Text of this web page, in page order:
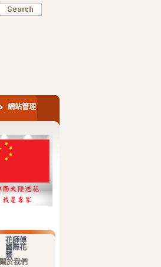
網站管理
花師傅
國際花
藝
關於我們